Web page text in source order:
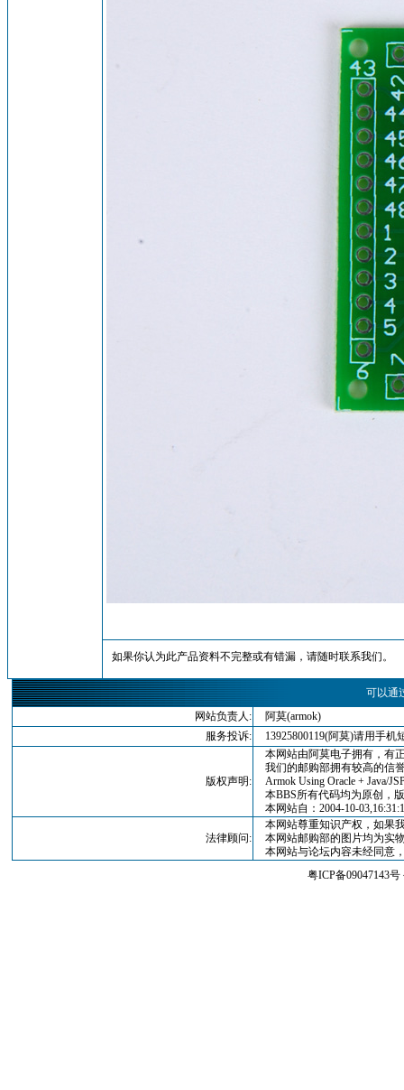
如果你认为此产品资料不完整或有错漏，请随时联系我们。
可以通
网站负责人:
阿莫(armok)
服务投诉:
13925800119(阿莫)请用手机
版权声明:
本网站由阿莫电子拥有，有
我们的邮购部拥有较高的信
Armok Using Oracle + Java/
本BBS所有代码均为原创，
本网站自：2004-10-
法律顾问:
本网站尊重知识产权，如果
本网站邮购部的图片均为实
本网站与论坛内容未经同意
粤ICP备09047143